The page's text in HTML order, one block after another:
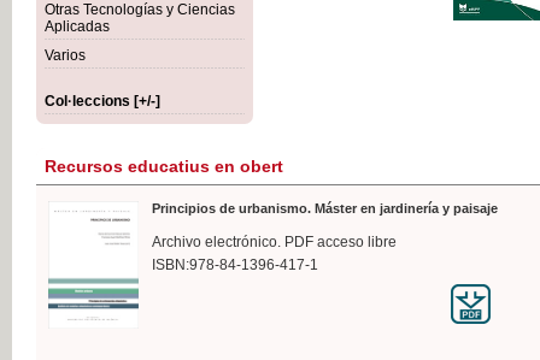
Otras Tecnologías y Ciencias
Aplicadas
Varios
Col·leccions [+/-]
Recursos educatius en obert
Principios de urbanismo. Máster en jardinería y paisaje
Archivo electrónico. PDF acceso libre
ISBN:978-84-1396-417-1